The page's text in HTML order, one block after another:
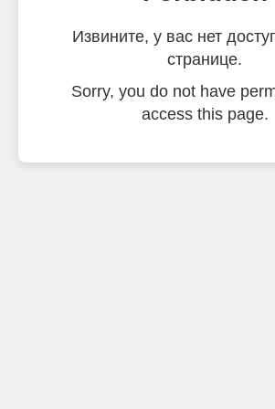
Извините, у вас нет
странице.
Sorry, you do not have
access this page.